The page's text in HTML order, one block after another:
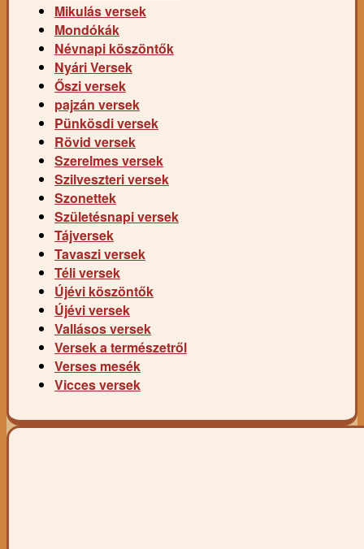
Mikulás versek
Mondókák
Névnapi köszöntők
Nyári Versek
Őszi versek
pajzán versek
Pünkösdi versek
Rövid versek
Szerelmes versek
Szilveszteri versek
Szonettek
Születésnapi versek
Tájversek
Tavaszi versek
Téli versek
Újévi köszöntők
Újévi versek
Vallásos versek
Versek a természetről
Verses mesék
Vicces versek